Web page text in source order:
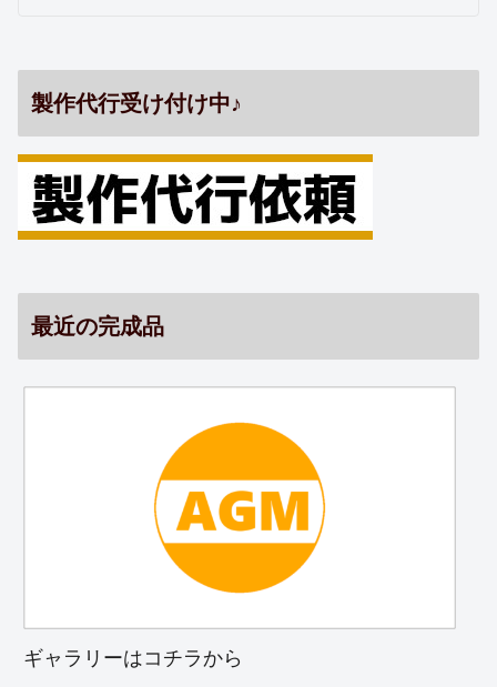
製作代行受け付け中♪
最近の完成品
ギャラリーはコチラから